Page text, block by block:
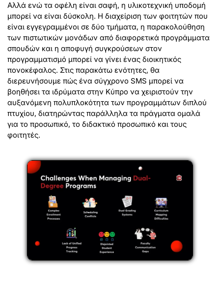
Αλλά ενώ τα οφέλη είναι σαφή, η υλικοτεχνική υποδομή
μπορεί να είναι δύσκολη. Η διαχείριση των φοιτητών που
είναι εγγεγραμμένοι σε δύο τμήματα, η παρακολούθηση
των πιστωτικών μονάδων από διαφορετικά προγράμματα
σπουδών και η αποφυγή συγκρούσεων στον
προγραμματισμό μπορεί να γίνει ένας διοικητικός
πονοκέφαλος. Στις παρακάτω ενότητες, θα
διερευνήσουμε πώς ένα σύγχρονο SMS μπορεί να
βοηθήσει τα ιδρύματα στην Κύπρο να χειριστούν την
αυξανόμενη πολυπλοκότητα των προγραμμάτων διπλού
πτυχίου, διατηρώντας παράλληλα τα πράγματα ομαλά
για το προσωπικό, το διδακτικό προσωπικό και τους
φοιτητές.